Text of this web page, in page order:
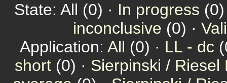
State: All (0) · In progress
inconclusive (0) ·
Application: All (0) · LL - dc
short (0) · Sierpinski / Riesel